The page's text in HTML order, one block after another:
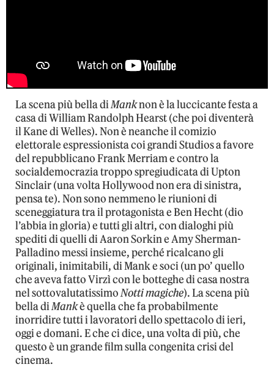
La scena più bella diManknon è la luccicante festa a
casa di William Randolph Hearst (che poi diventerà
il Kane di Welles). Non è neanche il comizio
elettorale espressionista coi grandi Studios a favore
del repubblicano Frank Merriam e contro la
socialdemocrazia troppo spregiudicata di Upton
Sinclair (una volta Hollywood non era di sinistra,
pensa te). Non sono nemmeno le riunioni di
sceneggiatura tra il protagonista e Ben Hecht (dio
l’abbia in gloria) e tutti gli altri, con dialoghi più
spediti di quelli di Aaron Sorkin e Amy Sherman-
Palladino messi insieme, perché ricalcano gli
originali, inimitabili, di Mank e soci (un po’ quello
che aveva fatto Virzì con le botteghe di casa nostra
nel sottovalutatissimoNotti magiche). La scena più
bella diMankè quella che fa probabilmente
inorridire tutti i lavoratori dello spettacolo di ieri,
oggi e domani. E che ci dice, una volta di più, che
questo è un grande film sulla congenita crisi del
cinema.